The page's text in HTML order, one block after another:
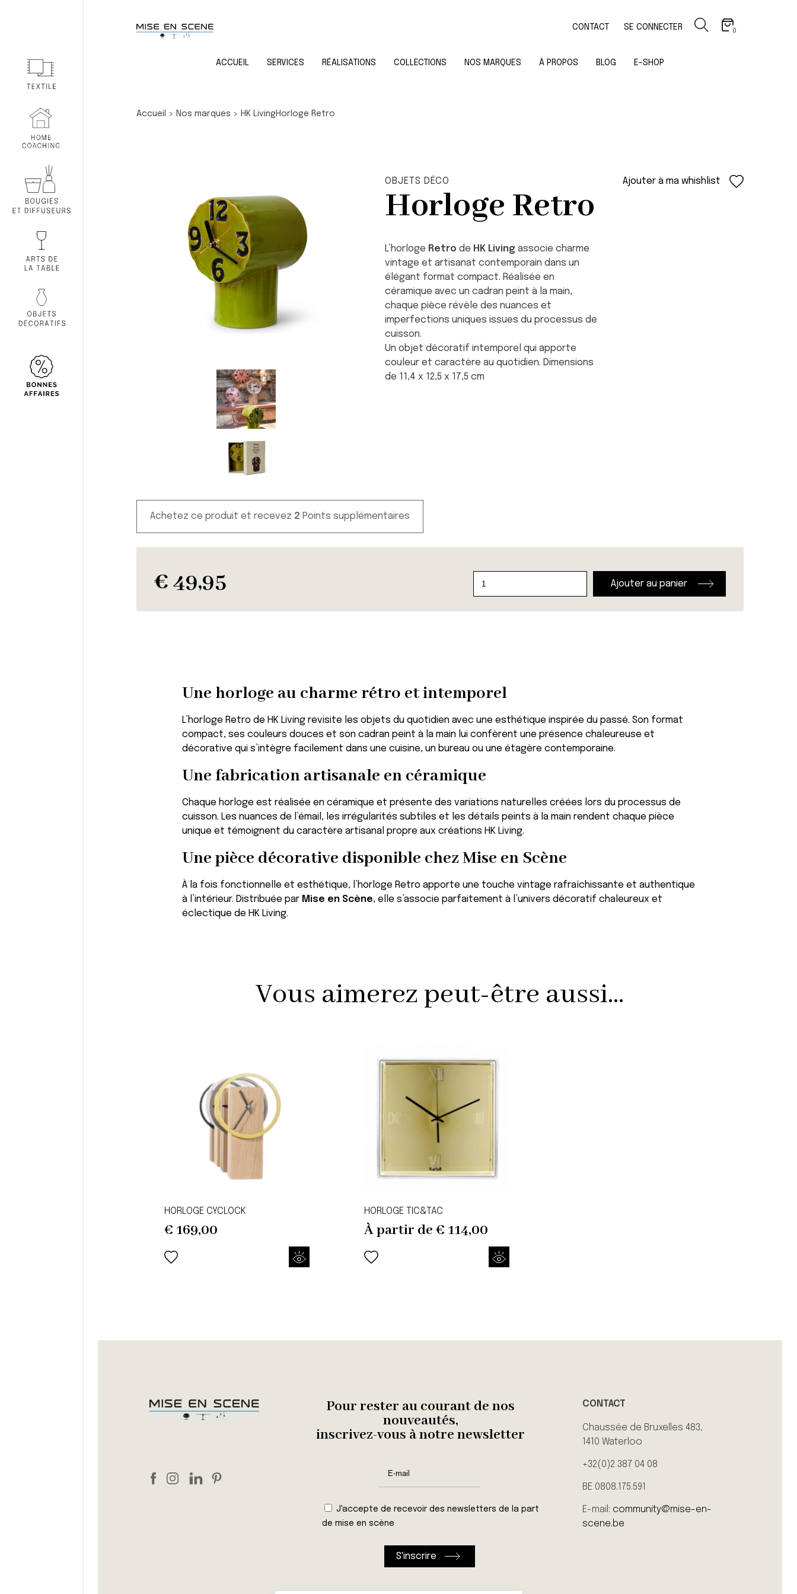
CONTACT SE CONNECTER 0
ACCUEIL SERVICES RÉALISATIONS COLLECTIONS NOS MARQUES À PROPOS BLOG E-SHOP
Accueil > Nos marques > HK Living Horloge Retro
OBJETS DÉCO
Horloge Retro
Ajouter à ma whishlist
L’horloge Retro de HK Livingassocie charme
vintage et artisanat contemporain dans un
élégant format compact. Réalisée en
céramique avec un cadran peint à la main,
chaque pièce révèle des nuances et
imperfections uniques issues du processus de
cuisson.
Un objet décoratif intemporel qui apporte
couleur et caractère au quotidien. Dimensions
de 11,4 x 12,5 x 17,5 cm
€49,95
Achetez ce produit et recevez 2 Points supplémentaires
Ajouter au panier
Une horloge au charme rétro et intemporel
L’horloge Retro de HK Living revisite les objets du quotidien avec une esthétique inspirée du passé. Son format
compact, ses couleurs douces et son cadran peint à la main lui confèrent une présence chaleureuse et
décorative qui s’intègre facilement dans une cuisine, un bureau ou une étagère contemporaine.
Une fabrication artisanale en céramique
Chaque horloge est réalisée en céramique et présente des variations naturelles créées lors du processus de
cuisson. Les nuances de l’émail, les irrégularités subtiles et les détails peints à la main rendent chaque pièce
unique et témoignent du caractère artisanal propre aux créations HK Living.
Une pièce décorative disponible chez Mise en Scène
À la fois fonctionnelle et esthétique, l’horloge Retro apporte une touche vintage rafraîchissante et authentique
à l’intérieur. Distribuée par Mise en Scène, elle s’associe parfaitement à l’univers décoratif chaleureux et
éclectique de HK Living.
Vous aimerez peut-être aussi...
HORLOGE CYCLOCK
€ 169,00
HORLOGE TIC&TAC
À partir de€ 114,00
Pour rester au courant de nos
nouveautés,
inscrivez-vous à notre newsletter
J'accepte de recevoir des newsletters de la part
de mise en scène
CONTACT
Chaussée de Bruxelles 483,
1410 Waterloo
+32(0)2 387 04 08
BE 0808.175.591
E-mail: community@mise-en-
scene.be